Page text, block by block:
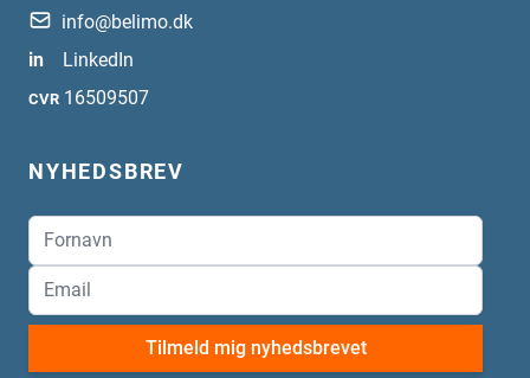
info@belimo.dk
in
LinkedIn
CVR 16509507
NYHEDSBREV
Tilmeld mig nyhedsbrevet